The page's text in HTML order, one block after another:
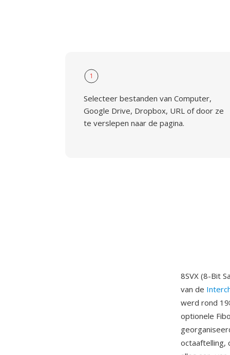
1
Selecteer bestanden van Computer,
Google Drive, Dropbox, URL of door ze
te verslepen naar de pagina.
8SVX (8-Bit
van de
werd rond
optionele
octaaftelling,